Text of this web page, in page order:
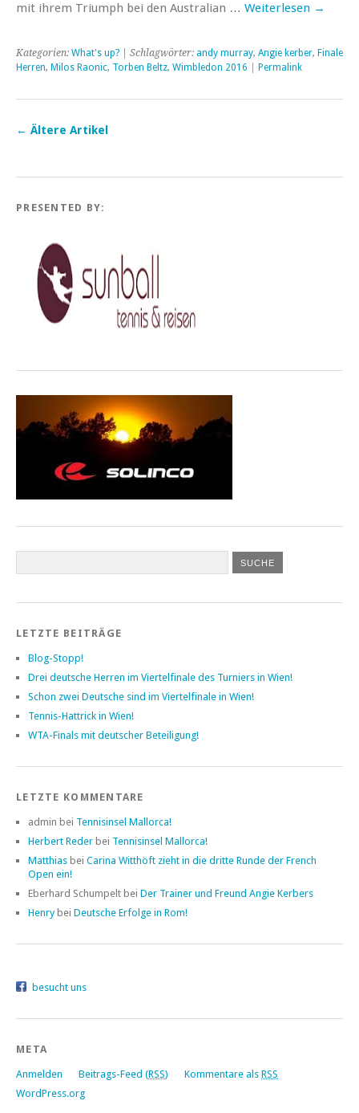
mit ihrem Triumph bei den Australian … Weiterlesen →
Kategorien: What's up? | Schlagwörter: andy murray, Angie kerber, Finale
Herren, Milos Raonic, Torben Beltz, Wimbledon 2016 Permalink
← Ältere Artikel
PRESENTED BY:
LETZTE BEITRÄGE
Blog-Stopp!
Drei deutsche Herren im Viertelfinale des Turniers in Wien!
Schon zwei Deutsche sind im Viertelfinale in Wien!
Tennis-Hattrick in Wien!
WTA-Finals mit deutscher Beteiligung!
LETZTE KOMMENTARE
admin bei Tennisinsel Mallorca!
Herbert Reder bei Tennisinsel Mallorca!
Matthias bei Carina Witthöft zieht in die dritte Runde der French
Open ein!
Eberhard Schumpelt bei Der Trainer und Freund Angie Kerbers
Henry bei Deutsche Erfolge in Rom!
besucht uns
META
Anmelden Beitrags-Feed (RSS) Kommentare als RSS
WordPress.org